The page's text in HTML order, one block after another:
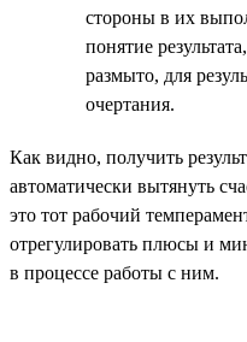
стороны в их
понятие
размыто, для
очертания.
Как видно, получить
автоматически вытянуть
это тот рабочий
отрегулировать плюсы и
в процессе работы с ним.